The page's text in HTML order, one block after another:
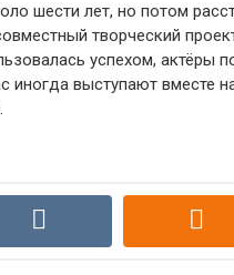
шести лет, но потом
творческий
успехом, актёры
выступают вместе